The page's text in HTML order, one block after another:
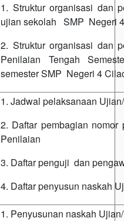
1. Struktur organisasi dan
ujian sekolah SMP Negeri
2. Struktur organisasi dan
Penilaian Tengah
semester SMP Negeri 4
1. Jadwal pelaksanaan
2. Daftar pembagian
Penilaian
3. Daftar penguji dan
4. Daftar penyusun naskah
1. Penyusunan naskah